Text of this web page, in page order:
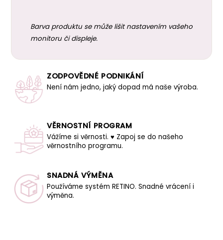
Barva produktu se může lišit nastavením vašeho
monitoru či displeje.
ZODPOVĚDNÉ PODNIKÁNÍ
Není nám jedno, jaký dopad má naše výroba.
VĚRNOSTNÍ PROGRAM
Vážíme si věrnosti. ♥ Zapoj se do našeho
věrnostního programu.
SNADNÁ VÝMĚNA
Používáme systém RETINO. Snadné vrácení i
výměna.